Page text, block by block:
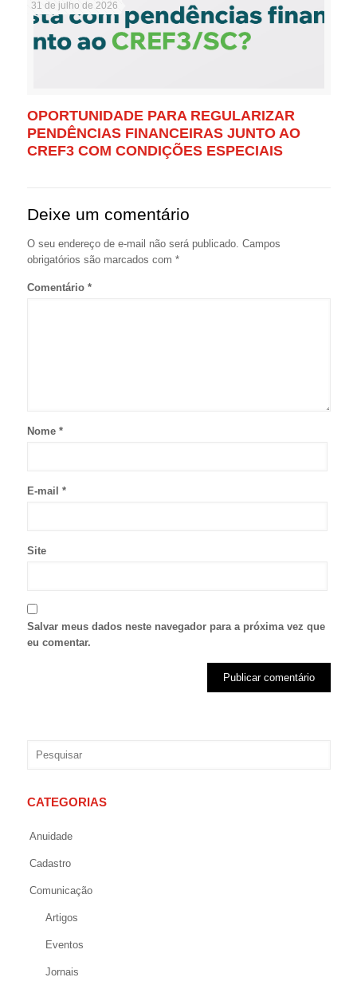
31 de julho de 2026
OPORTUNIDADE PARA REGULARIZAR
PENDÊNCIAS FINANCEIRAS JUNTO AO
CREF3 COM CONDIÇÕES ESPECIAIS
Deixe um comentário
O seu endereço de e-mail não será publicado. Campos
obrigatórios são marcados com *
Comentário *
Nome *
E-mail *
Site
Salvar meus dados neste navegador para a próxima vez que
eu comentar.
CATEGORIAS
Anuidade
Cadastro
Comunicação
Artigos
Eventos
Jornais